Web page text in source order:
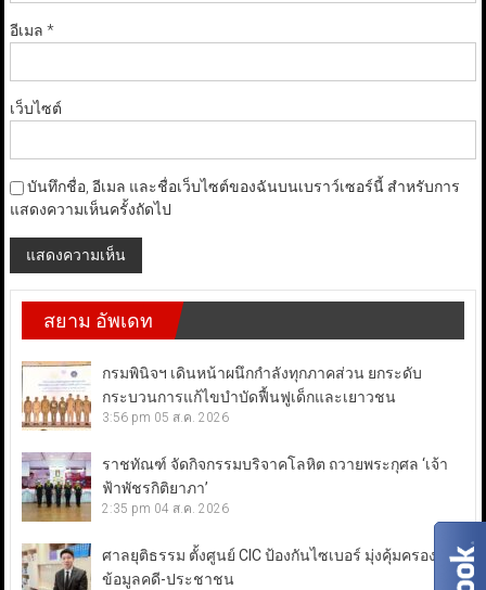
อีเมล *
เว็บไซต์
บันทึกชื่อ, อีเมล และชื่อเว็บไซต์ของฉันบนเบราว์เซอร์นี้ สำหรับการ
แสดงความเห็นครั้งถัดไป
สยาม อัพเดท
กรมพินิจฯ เดินหน้าผนึกกำลังทุกภาคส่วน ยกระดับ
กระบวนการแก้ไขบำบัดฟื้นฟูเด็กและเยาวชน
3:56 pm 05 ส.ค. 2026
ราชทัณฑ์ จัดกิจกรรมบริจาคโลหิต ถวายพระกุศล ‘เจ้า
ฟ้าพัชรกิติยาภา’
2:35 pm 04 ส.ค. 2026
ศาลยุติธรรม ตั้งศูนย์ CIC ป้องกันไซเบอร์ มุ่งคุ้มครอง
ข้อมูลคดี-ประชาชน